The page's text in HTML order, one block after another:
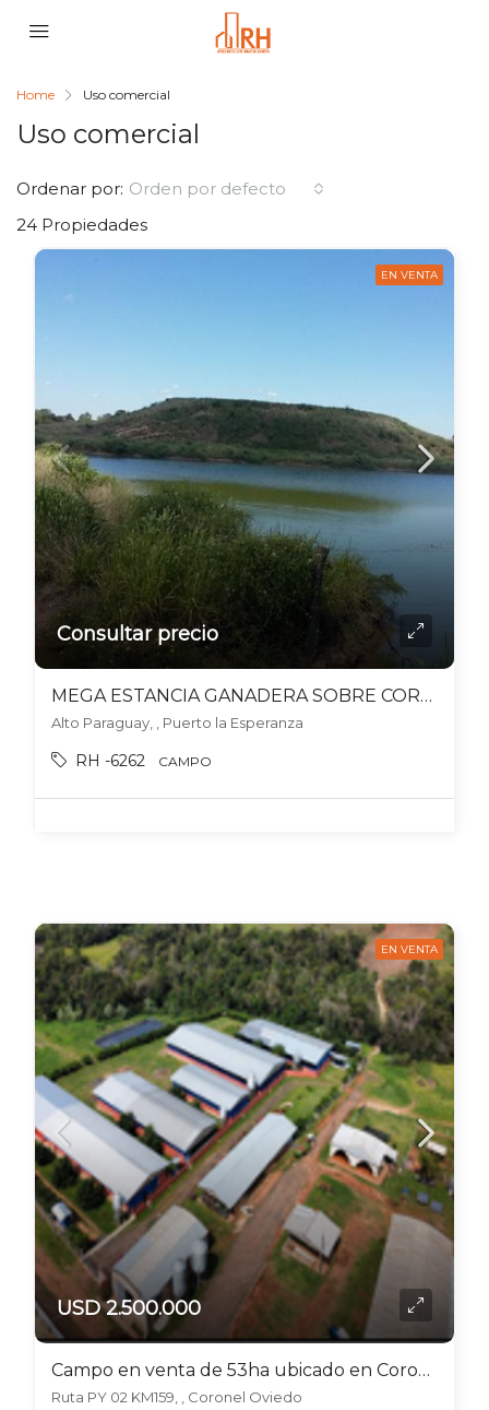
Home Uso comercial
Uso comercial
24 Propiedades
Ordenar por: Orden por defecto
EN VENTA
Consultar precio
MEGA ESTANCIA GANADERA SOBRE CORREDOR BIOCEÁNICO 48000 HECT. CHACO PARAGUAYO
Alto Paraguay, , Puerto la Esperanza
RH -6262 CAMPO
EN VENTA
USD 2.500.000
Campo en venta de 53ha ubicado en Coronel Oviedo – Paraguay
Ruta PY 02 KM159, , Coronel Oviedo